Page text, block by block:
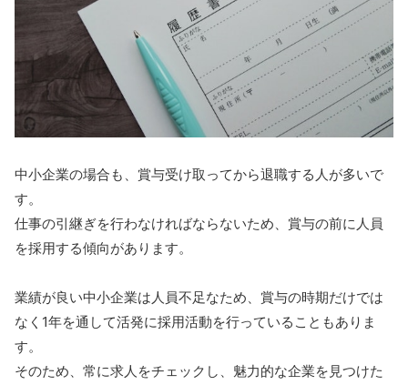
中小企業の場合も、賞与受け取ってから退職する人が多いで
す。
仕事の引継ぎを行わなければならないため、賞与の前に人員
を採用する傾向があります。
業績が良い中小企業は人員不足なため、賞与の時期だけでは
なく1年を通して活発に採用活動を行っていることもありま
す。
そのため、常に求人をチェックし、魅力的な企業を見つけた